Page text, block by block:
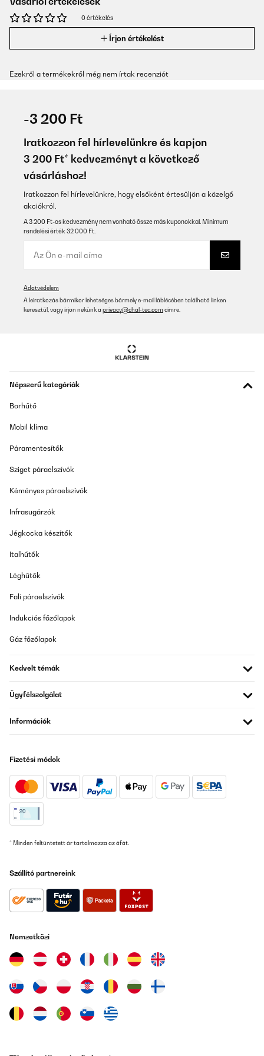
0 értékelés
Írjon értékelést
Ezekről a termékekről még nem írtak recenziót
-3 200 Ft
Iratkozzon fel hírlevelünkre és kapjon
3 200 Ft* kedvezményt a következő
vásárláshoz!
Iratkozzon fel hírlevelünkre, hogy elsőként értesüljön a közelgő
akciókról.
A 3 200 Ft-os kedvezmény nem vonható össze más kuponokkal. Minimum
rendelési érték 32 000 Ft.
Adatvédelem
A leiratkozás bármikor lehetséges bármely e-mail láblécében található linken
keresztül, vagy írjon nekünk a privacy@chal-tec.com címre.
Népszerű kategóriák
Borhűtő
Mobil klíma
Páramentesítők
Sziget páraelszívók
Kéményes páraelszívók
Infrasugárzók
Jégkocka készítők
Italhűtők
Léghűtők
Fali páraelszívók
Indukciós főzőlapok
Gáz főzőlapok
Kedvelt témák
Ügyfélszolgálat
Információk
Fizetési módok
* Minden feltüntetett ár tartalmazza az áfát.
Szállító partnereink
Nemzetközi